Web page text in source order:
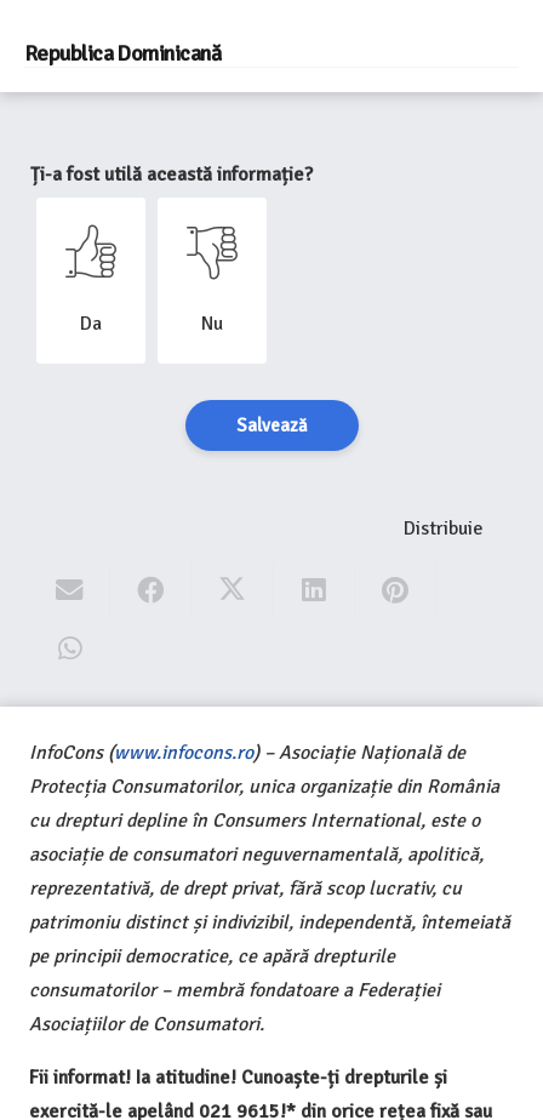
Republica Dominicană
Ți-a fost utilă această informație?
Da Nu
Salvează
Distribuie
InfoCons (www.infocons.ro) – Asociație Națională de
Protecția Consumatorilor, unica organizație din România
cu drepturi depline în Consumers International, este o
asociație de consumatori neguvernamentală, apolitică,
reprezentativă, de drept privat, fără scop lucrativ, cu
patrimoniu distinct și indivizibil, independentă, întemeiată
pe principii democratice, ce apără drepturile
consumatorilor – membră fondatoare a Federației
Asociațiilor de Consumatori.
Fii informat! Ia atitudine! Cunoaște-ți drepturile și
exercită-le apelând 021 9615!* din orice rețea fixă sau